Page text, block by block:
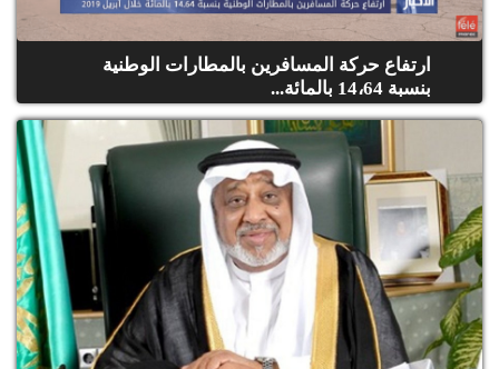
ارتفاع حركة المسافرين بالمطارات الوطنية
بنسبة 14،64 بالمائة...